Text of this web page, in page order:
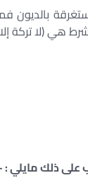
مستغرقة
هي (لا تركة